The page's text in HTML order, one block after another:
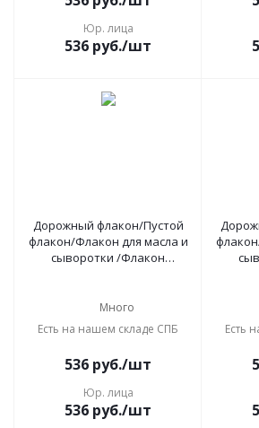
Юр. лица
536 руб./шт
Дорожный флакон/Пустой
флакон/Флакон для масла и
сыворотки /Флакон
Много
Есть на нашем складе СПБ
536 руб./шт
Юр. лица
536 руб./шт
Есть